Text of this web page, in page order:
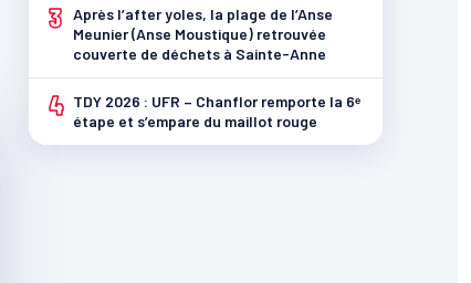
3 Après l’after yoles, la plage de l’Anse
Meunier (Anse Moustique) retrouvée
couverte de déchets à Sainte-Anne
4 TDY 2026 : UFR – Chanflor remporte la 6ᵉ
étape et s’empare du maillot rouge